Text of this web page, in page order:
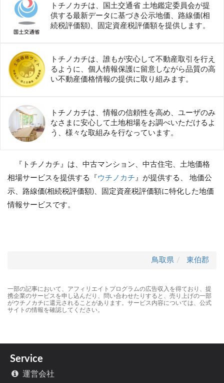
トチノカチは、国土交通省 土地鑑定委員会が提
供する最新データに基づき公示地価、路線価(相
続税評価額)、固定資産税評価額を提供します。
トチノカチは、誰もが安心して不動産取引を行え
るように、個人情報保護に留意しながら品質の高
い不動産価格情報の提供に取り組みます。
トチノカチは、情報の信頼性を高め、ユーザのみ
なさまに安心して土地相場をお調べいただけるよ
う、様々な取組みを行なっています。
『トチノカチ』は、中古マンション、中古住宅、土地価格
相場サービスを提供する『 ウチノカチ 』が提供する、 地価公
示、路線価(相続税評価額)、固定資産税評価額に特化した地価
情報サービスです。
鳥取県 東伯郡
一部の記事において、アフィリエイトプログラムの広告収入を得ており、提
携企業のサービスを申し込んだり、問い合わせたりすると、売り上げの一部
がウチノカチに還元されることがあります。サービス内容については、公式
サイトの情報を確認してください。
Service
運営会社